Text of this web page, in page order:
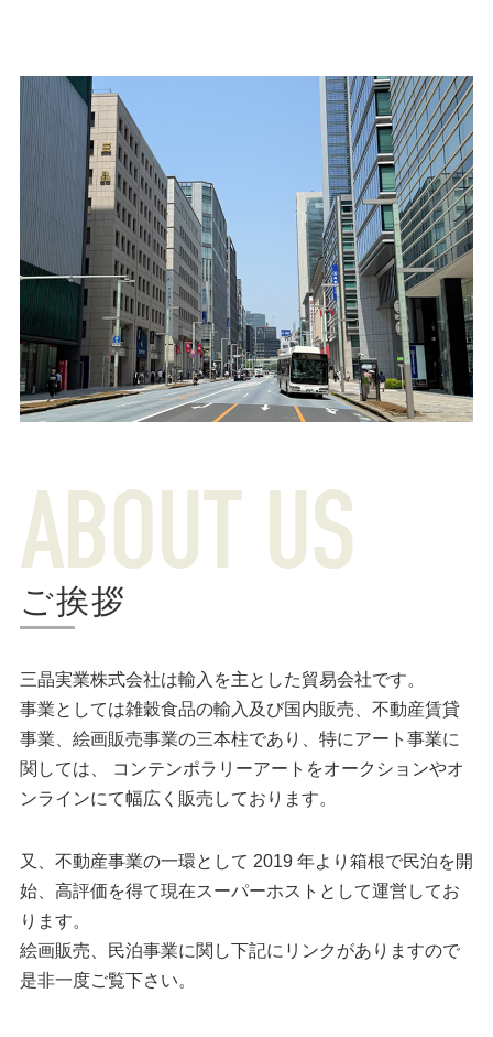
ABOUT US
ご挨拶
三晶実業株式会社は輸入を主とした貿易会社です。
事業としては雑穀食品の輸入及び国内販売、不動産賃貸
事業、絵画販売事業の三本柱であり、特にアート事業に
関しては、 コンテンポラリーアートをオークションやオ
ンラインにて幅広く販売しております。
又、不動産事業の一環として 2019 年より箱根で民泊を開
始、高評価を得て現在スーパーホストとして運営してお
ります。
絵画販売、民泊事業に関し下記にリンクがありますので
是非一度ご覧下さい。